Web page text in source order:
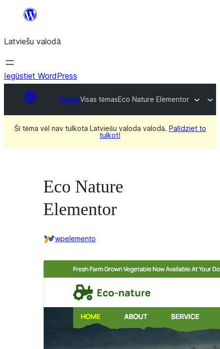
Pāriet
saturu
Latviešu valodā
Iegūstiet WordPress
TēmasVisas tēmasEco Nature Elementor
Šī tēma vēl nav tulkota Latviešu valoda valodā. Palīdziet to
tulkot!
Eco Nature
Elementor
wpelemento